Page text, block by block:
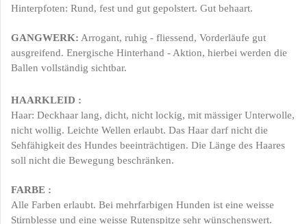
Hinterpfoten: Rund, fest und gut gepolstert. Gut behaart.
GANGWERK: Arrogant, ruhig - fliessend, Vorderläufe gut
ausgreifend. Energische Hinterhand - Aktion, hierbei werden die
Ballen vollständig sichtbar.
HAARKLEID :
Haar: Deckhaar lang, dicht, nicht lockig, mit mässiger Unterwolle,
nicht wollig. Leichte Wellen erlaubt. Das Haar darf nicht die
Sehfähigkeit des Hundes beeinträchtigen. Die Länge des Haares
soll nicht die Bewegung beschränken.
FARBE :
Alle Farben erlaubt. Bei mehrfarbigen Hunden ist eine weisse
Stirnblesse und eine weisse Rutenspitze sehr wünschenswert.